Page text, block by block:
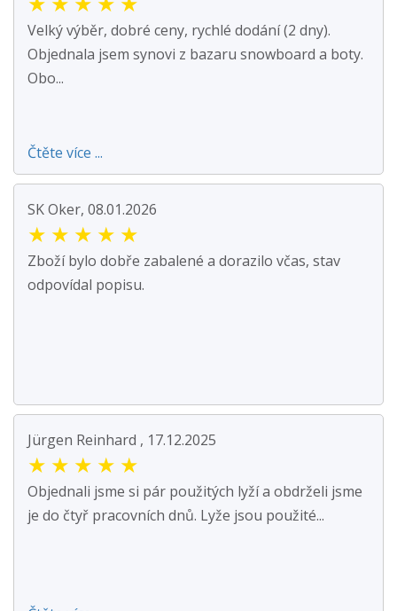
Velký výběr, dobré ceny, rychlé dodání (2 dny).
Objednala jsem synovi z bazaru snowboard a boty.
Obo...
Čtěte více ...
SK Oker, 08.01.2026
★ ★ ★ ★ ★
Zboží bylo dobře zabalené a dorazilo včas, stav
odpovídal popisu.
Jürgen Reinhard , 17.12.2025
★ ★ ★ ★ ★
Objednali jsme si pár použitých lyží a obdrželi jsme
je do čtyř pracovních dnů. Lyže jsou použité...